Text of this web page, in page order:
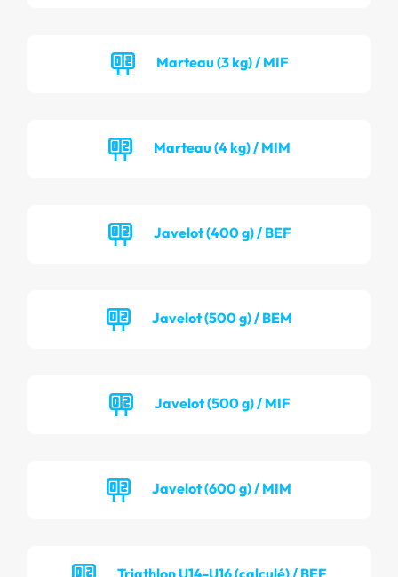
Marteau (3 kg) / MIF
Marteau (4 kg) / MIM
Javelot (400 g) / BEF
Javelot (500 g) / BEM
Javelot (500 g) / MIF
Javelot (600 g) / MIM
Triathlon U14-U16 (calculé) / BEF